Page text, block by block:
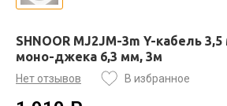
SHNOOR MJ2JM-3m Y-кабель
моно-джека 6,3 мм, 3м
Нет отзывов В избранное